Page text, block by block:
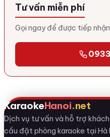
Tư vấn miễn phí
Gọi ngay để được tiếp
KaraokeHanoi.net
Dịch vụ tư vấn và hỗ trợ
cầu đặt phòng karaoke tại